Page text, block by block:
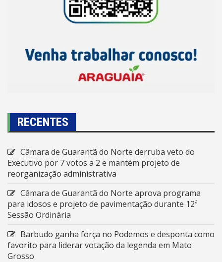
RECENTES
Câmara de Guarantã do Norte derruba veto do
Executivo por 7 votos a 2 e mantém projeto de
reorganização administrativa
Câmara de Guarantã do Norte aprova programa
para idosos e projeto de pavimentação durante 12ª
Sessão Ordinária
Barbudo ganha força no Podemos e desponta como
favorito para liderar votação da legenda em Mato
Grosso